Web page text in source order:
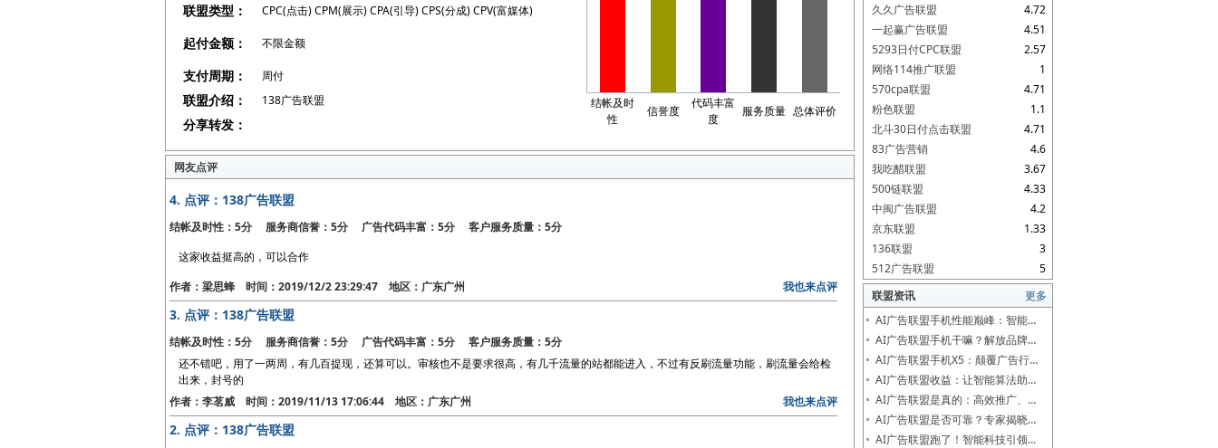
联盟类型：
CPC(点击) CPM(展示) CPA(引导) CPS(分成) CPV(富媒体)
起付金额： 不限金额
支付周期： 周付
联盟介绍： 138广告联盟
分享转发：
结帐及时
性
信誉度
代码丰富
度
服务质量 总体评价
网友点评
4. 点评：138广告联盟
结帐及时性：5分 服务商信誉：5分 广告代码丰富：5分 客户服务质量：5分
这家收益挺高的，可以合作
作者：梁思蜂 时间：2019/12/2 23:29:47 地区：广东广州
我也来点评
3. 点评：138广告联盟
结帐及时性：5分 服务商信誉：5分 广告代码丰富：5分 客户服务质量：5分
还不错吧，用了一两周，有几百提现，还算可以。审核也不是要求很高，有几千流量的站都能进入，不过有反刷流量功能，刷流量会给检
出来，封号的
作者：李茗威 时间：2019/11/13 17:06:44 地区：广东广州
我也来点评
2. 点评：138广告联盟
4.72
久久广告联盟
4.51
一起赢广告联盟
2.57
5293日付CPC联盟
1
网络114推广联盟
4.71
570cpa联盟
1.1
粉色联盟
4.71
北斗30日付点击联盟
4.6
83广告营销
3.67
我吃醋联盟
4.33
500链联盟
4.2
中闽广告联盟
1.33
京东联盟
3
136联盟
5
512广告联盟
更多
联盟资讯
AI广告联盟手机性能巅峰：智能…
AI广告联盟手机干嘛？解放品牌…
AI广告联盟手机X5：颠覆广告行…
AI广告联盟收益：让智能算法助…
AI广告联盟是真的：高效推广、…
AI广告联盟是否可靠？专家揭晓…
AI广告联盟跑了！智能科技引领…